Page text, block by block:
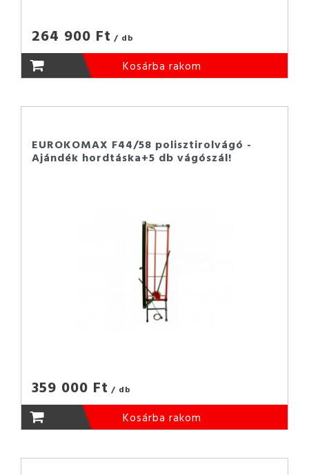
264 900 Ft / db
Kosárba rakom
EUROKOMAX F44/58 polisztirolvágó -
Ajándék hordtáska+5 db vágószál!
359 000 Ft / db
Kosárba rakom